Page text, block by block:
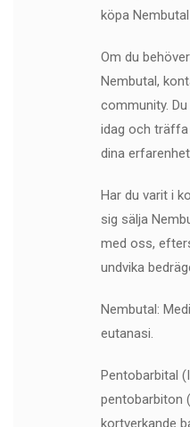
köpa
Om du
Nembutal,
community.
idag och
dina
Har du varit i
sig sälja
med oss,
undvika
Nembutal:
eutanasi.
Pentobarbital
pentobarbiton
kortverkande